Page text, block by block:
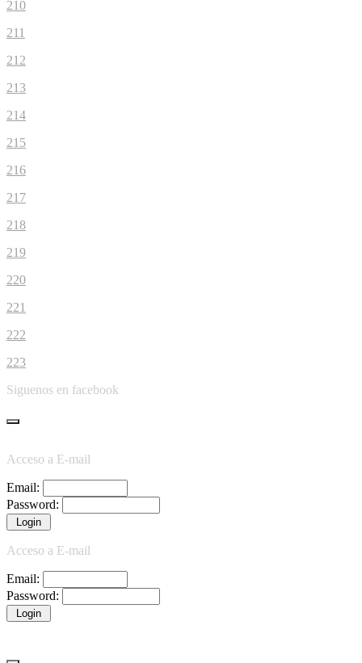
210
211
212
213
214
215
216
217
218
219
220
221
222
223
Siguenos en facebook
Acceso a E-mail
Email:
Password:
Acceso a E-mail
Email:
Password: